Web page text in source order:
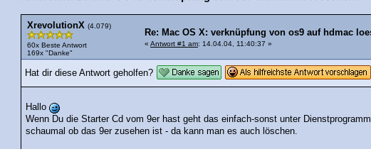
XrevolutionX (4.079)
60x Beste Antwort
169x "Danke"
Re: Mac OS X: verknüpfung von os9 auf hdmac
« Antwort #1 am: 14.04.04, 11:40:37 »
Hat dir diese Antwort geholfen?
Hallo
Wenn Du die Starter Cd vom 9er hast geht das einfach-sonst unter
schaumal ob das 9er zusehen ist - da kann man es auch löschen.